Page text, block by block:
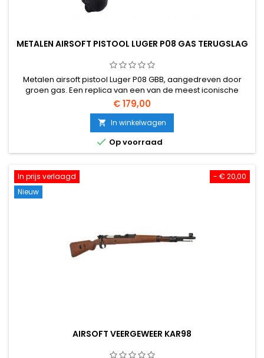
METALEN AIRSOFT PISTOOL LUGER P08 GAS TERUGSLAG
Metalen airsoft pistool Luger P08 GBB, aangedreven door
groen gas. Een replica van een van de meest iconische
pistolen aller tijden, gemaakt in Taiwan, volledig van metaal,
zwaar en robuust.
€ 179,00
 In winkelwagen
 Op voorraad
- € 20,00
In prijs verlaagd
Nieuw
AIRSOFT VEERGEWEER KAR98